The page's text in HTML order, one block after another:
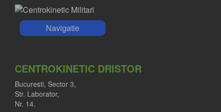
Navigatie
CENTROKINETIC DRISTOR
Bucuresti, Sector 3,
Str. Laborator,
Nr. 14.